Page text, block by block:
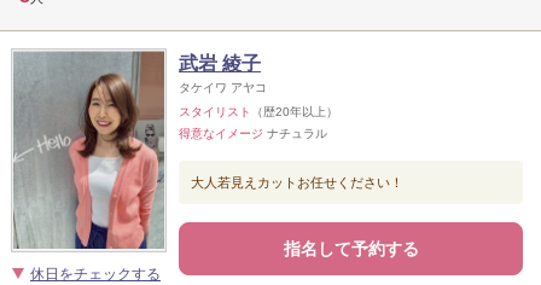
休日をチェックする
武岩 綾子
タケイワ アヤコ
スタイリスト
（歴20年以上）
得意なイメージ ナチュラル
大人若見えカットお任せください！
指名して予約する